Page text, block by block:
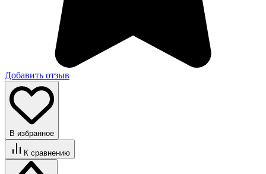
Добавить отзыв
В избранное
К сравнению